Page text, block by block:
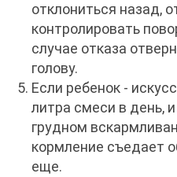
отклониться назад,
контролировать
случае отказа
голову.
Если ребенок -
литра смеси в день,
грудном
кормление съедает
еще.